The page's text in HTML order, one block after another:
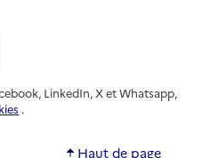
Facebook
sur X
LinkedIn, X et Whatsapp,
.
Haut de page